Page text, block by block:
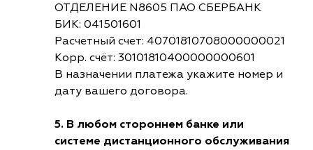
ОТДЕЛЕНИЕ N8605 ПАО СБЕРБАНК
БИК: 041501601
Расчетный счет: 40701810708000000021
Корр. счёт: 30101810400000000601
В назначении платежа укажите номер и
дату вашего договора.
5. В любом стороннем банке или
системе дистанционного обслуживания